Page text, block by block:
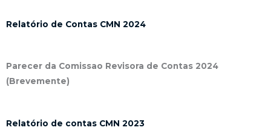
Relatório de Contas CMN 2024
Parecer da Comissao Revisora de Contas 2024
(Brevemente)
Relatório de contas CMN 2023